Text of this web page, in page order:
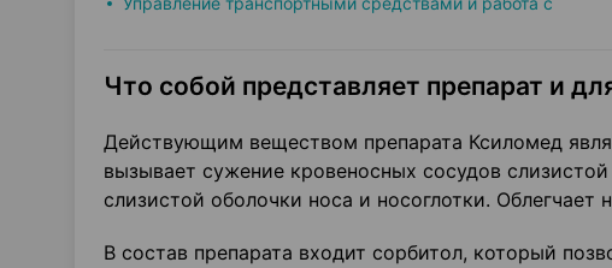
Что собой представляет препарат и
Действующим веществом препарата Ксиломед
вызывает сужение кровеносных сосудов
слизистой оболочки носа и носоглотки. Облегчает
В состав препарата входит сорбитол, который